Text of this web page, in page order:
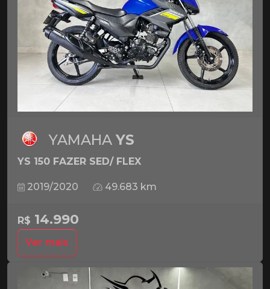
YAMAHA YS
YS 150 FAZER SED/ FLEX
2019/2020 49.683 km
R$ 14.990
Ver mais